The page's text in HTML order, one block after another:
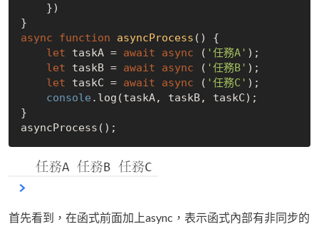
async
function asyncProcess ( ) {
let taskA = await async ( '任務A' );
let taskB = await async ( '任務B' );
let taskC = await async ( '任務C' );
console .log(taskA, taskB, taskC);
}
首先看到，在函式前面加上async，表示函式內部有非同步的